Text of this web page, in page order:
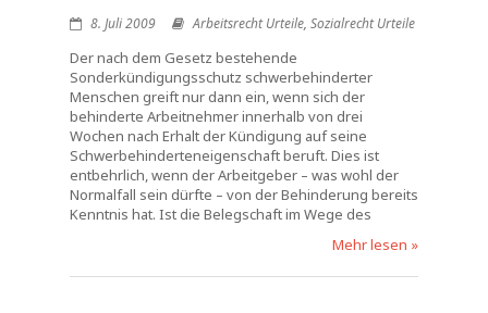
8. Juli 2009 Arbeitsrecht Urteile, Sozialrecht Urteile
Der nach dem Gesetz bestehende
Sonderkündigungsschutz schwerbehinderter
Menschen greift nur dann ein, wenn sich der
behinderte Arbeitnehmer innerhalb von drei
Wochen nach Erhalt der Kündigung auf seine
Schwerbehinderteneigenschaft beruft. Dies ist
entbehrlich, wenn der Arbeitgeber – was wohl der
Normalfall sein dürfte – von der Behinderung bereits
Kenntnis hat. Ist die Belegschaft im Wege des
Mehr lesen »